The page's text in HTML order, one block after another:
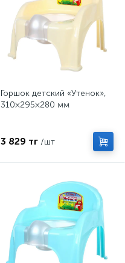
Горшок детский «Утенок»,
310×295×280 мм
3 829 тг /шт